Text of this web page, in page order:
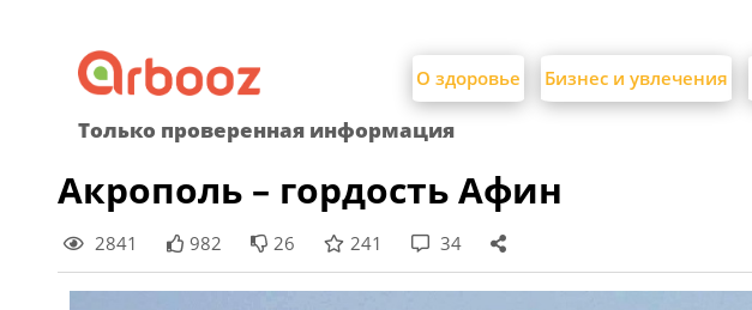
content
О здоровье Бизнес и увлечения
Только проверенная информация
Акрополь – гордость Афин
2841 982 26 241 34